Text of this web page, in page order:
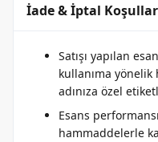
İade & İptal
Satışı yapılan
kullanıma
adınıza özel
Esans
hammaddelerle